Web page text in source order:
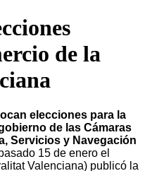
de la
elecciones para la
de las Cámaras
Servicios y Navegación
15 de enero el
Valenciana) publicó la